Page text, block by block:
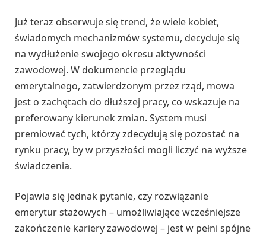
Już teraz obserwuje się trend, że wiele kobiet,
świadomych mechanizmów systemu, decyduje się
na wydłużenie swojego okresu aktywności
zawodowej. W dokumencie przeglądu
emerytalnego, zatwierdzonym przez rząd, mowa
jest o zachętach do dłuższej pracy, co wskazuje na
preferowany kierunek zmian. System musi
premiować tych, którzy zdecydują się pozostać na
rynku pracy, by w przyszłości mogli liczyć na wyższe
świadczenia.
Pojawia się jednak pytanie, czy rozwiązanie
emerytur stażowych – umożliwiające wcześniejsze
zakończenie kariery zawodowej – jest w pełni spójne